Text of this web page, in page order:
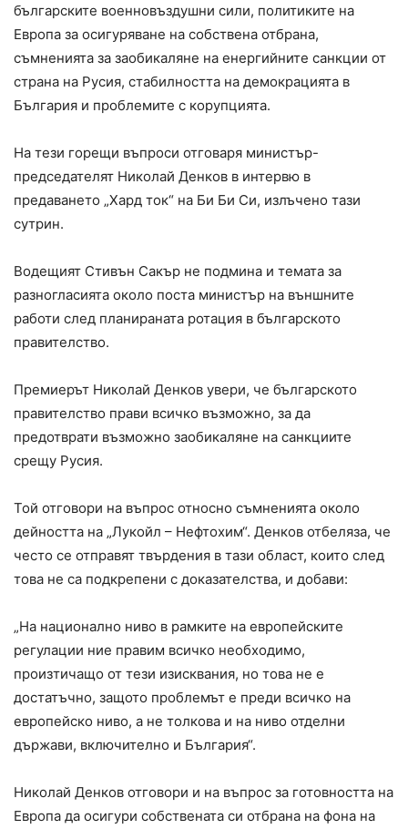
българските военновъздушни сили, политиките на
Европа за осигуряване на собствена отбрана,
съмненията за заобикаляне на енергийните санкции от
страна на Русия, стабилността на демокрацията в
България и проблемите с корупцията.
На тези горещи въпроси отговаря министър-
председателят Николай Денков в интервю в
предаването „Хард ток“ на Би Би Си, излъчено тази
сутрин.
Водещият Стивън Сакър не подмина и темата за
разногласията около поста министър на външните
работи след планираната ротация в българското
правителство.
Премиерът Николай Денков увери, че българското
правителство прави всичко възможно, за да
предотврати възможно заобикаляне на санкциите
срещу Русия.
Той отговори на въпрос относно съмненията около
дейността на „Лукойл – Нефтохим“. Денков отбеляза, че
често се отправят твърдения в тази област, които след
това не са подкрепени с доказателства, и добави:
„На национално ниво в рамките на европейските
регулации ние правим всичко необходимо,
произтичащо от тези изисквания, но това не е
достатъчно, защото проблемът е преди всичко на
европейско ниво, а не толкова и на ниво отделни
държави, включително и България“.
Николай Денков отговори и на въпрос за готовността на
Европа да осигури собствената си отбрана на фона на